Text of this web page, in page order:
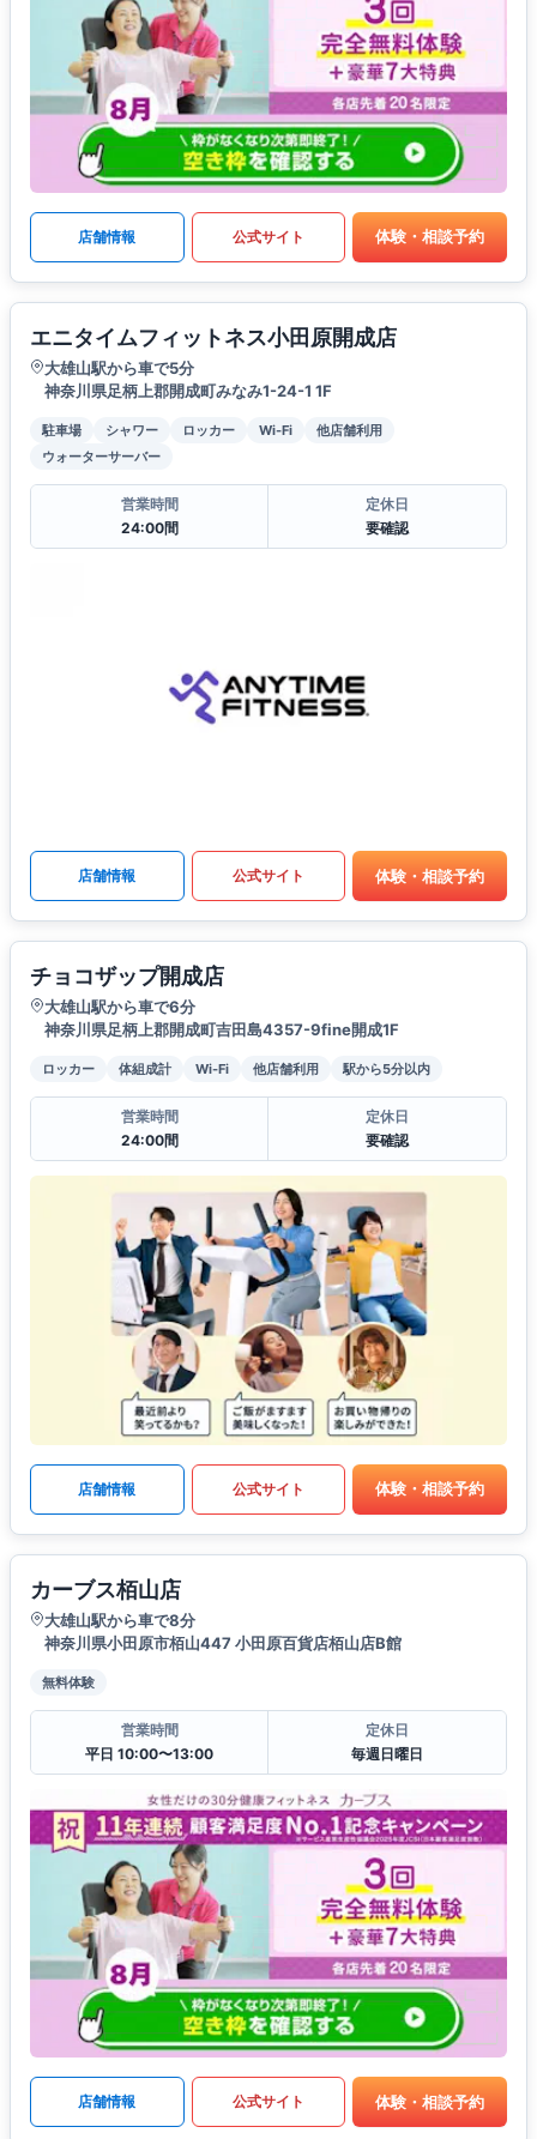
店舗情報 公式サイト 体験・相談予約
エニタイムフィットネス小田原開成店
大雄山駅から車で5分
神奈川県足柄上郡開成町みなみ1-24-1 1F
駐車場 シャワー ロッカー Wi-Fi
他店舗利用
ウォーターサーバー
営業時間
24:00間
定休日
要確認
店舗情報 公式サイト 体験・相談予約
チョコザップ開成店
大雄山駅から車で6分
神奈川県足柄上郡開成町吉田島4357-9fine開成1F
ロッカー 体組成計 Wi-Fi 他店舗利用 駅から5分以内
営業時間
24:00間
定休日
要確認
店舗情報 公式サイト 体験・相談予約
カーブス栢山店
大雄山駅から車で8分
神奈川県小田原市栢山447 小田原百貨店栢山店B館
無料体験
営業時間
平日 10:00〜13:00
定休日
毎週日曜日
店舗情報 公式サイト 体験・相談予約